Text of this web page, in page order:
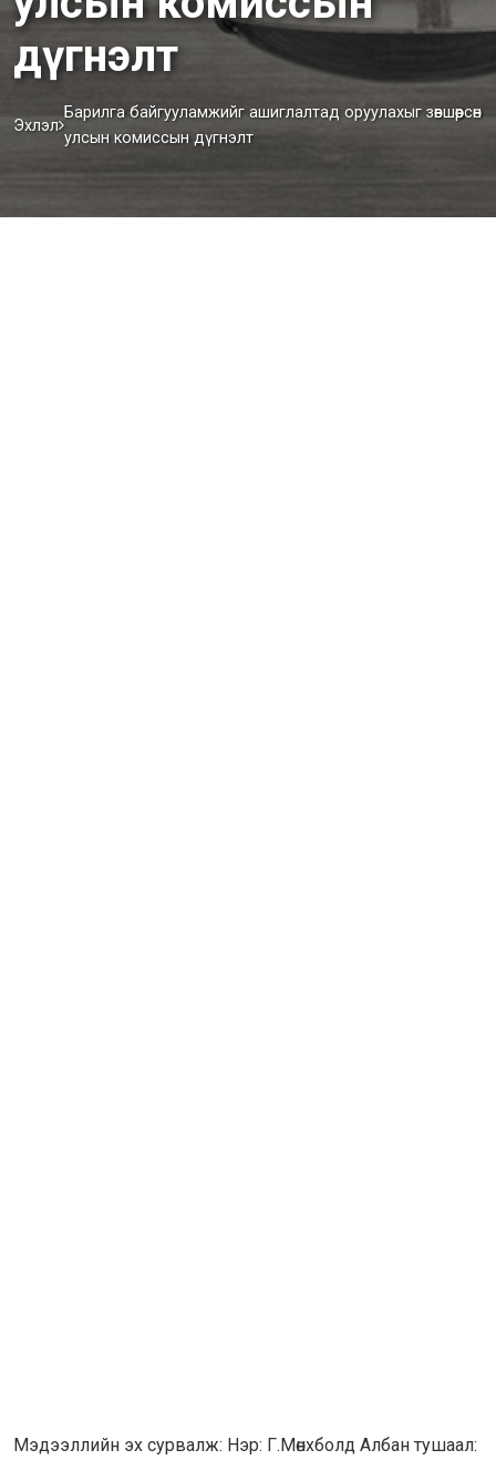
дүгнэлт
Эхлэл
Барилга байгууламжийг ашиглалтад оруулахыг зөвшөөрсөн
улсын комиссын дүгнэлт
Мэдээллийн эх сурвалж: Нэр: Г.Мөнхболд Албан тушаал: